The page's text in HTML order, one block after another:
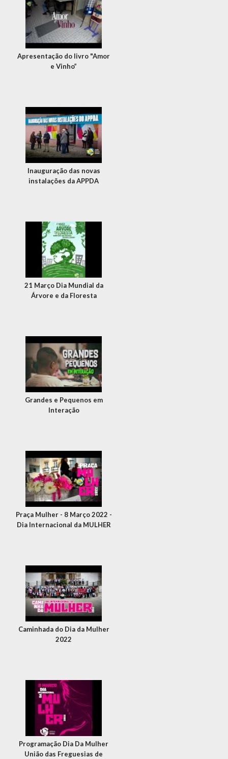
Apresentação do livro "Amor
e Vinho”
Inauguração das novas
instalações da APPDA
21 Março Dia Mundial da
Árvore e da Floresta
Grandes e Pequenos em
Interação
Praça Mulher - 8 Março 2022 -
Dia Internacional da MULHER
Caminhada do Dia da Mulher
2022
Programação Dia Da Mulher
União das Freguesias de